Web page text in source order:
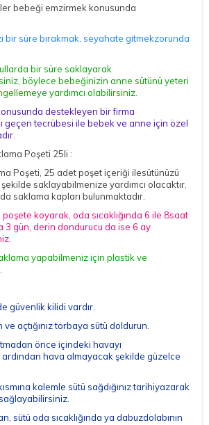
bebeği emzirmek konusunda
bir süre bırakmak, seyahate gitmekzorunda
bir süre saklayarak
böylece bebeğinizin anne sütünü yeteri
yardımcı olabilirsiniz.
destekleyen bir firma
geçen tecrübesi ile bebek ve anne için özel
Poşeti, 25 adet poşet içeriği ilesütünüzü
saklayabilmenize yardımcı olacaktır.
saklama kapları bulunmaktadır.
poşete koyarak, oda sıcaklığında 6 ile 8saat
3 gün, derin dondurucu da ise 6 ay
yapabilmeniz için plastik ve
güvenlik kilidi vardır.
ve açtığınız torbaya sütü doldurun.
önce içindeki havayı
ardından hava almayacak şekilde güzelce
kalemle sütü sağdığınız tarihiyazarak
sütü oda sıcaklığında ya dabuzdolabının